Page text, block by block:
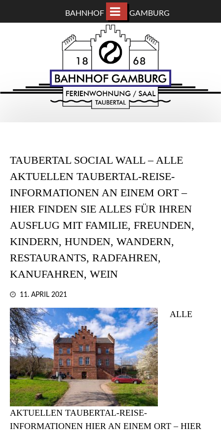
BAHNHOF GAMBURG
BAHNHOF GAMBURG
Ferienwohnung und Eventsaal im Taubertal
TAUBERTAL SOCIAL WALL – ALLE
AKTUELLEN TAUBERTAL-REISE-
INFORMATIONEN AN EINEM ORT –
HIER FINDEN SIE ALLES FÜR IHREN
AUSFLUG MIT FAMILIE, FREUNDEN,
KINDERN, HUNDEN, WANDERN,
RESTAURANTS, RADFAHREN,
KANUFAHREN, WEIN
11. APRIL 2021
ALLE
AKTUELLEN TAUBERTAL-REISE-
INFORMATIONEN HIER AN EINEM ORT – HIER